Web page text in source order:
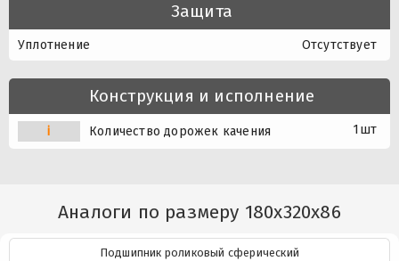
Защита
Уплотнение Отсутствует
Конструкция и исполнение
i Количество дорожек качения 1шт
Аналоги по размеру 180x320x86
Подшипник роликовый сферический